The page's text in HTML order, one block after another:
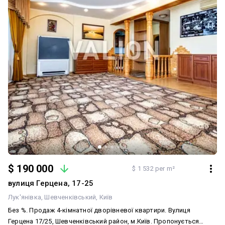
торговельно-розважальний центр «Променада», супермаркет
«Сільпо», SportLife, медичні заклади, дитячі садки та парки в
пішій доступності. До метро — кілька хвилин. Зупинки автобуса
та тролейбусів - біля будинку. Для сім’ї — комфортне планування,
безпечна територія, розвинена інфраструктура та тихе
оточення. Для інвестора — сучасний будинок з якісними
матеріалами, зручний транспорт і попит на оренду в цьому
районі. Запрошуємо на перегляд. Зв’яжіться для отримання
додаткової інформації та узгодження часу зустрічі.
$ 190 000 $ 1 532 per m²
вулиця Герцена, 17-25
Лук'янівка Шевченківський Київ
Без %. Продаж 4-кімнатної дворівневої квартири. Вулиця
Герцена 17/25, Шевченківський район, м.Київ. Пропонується